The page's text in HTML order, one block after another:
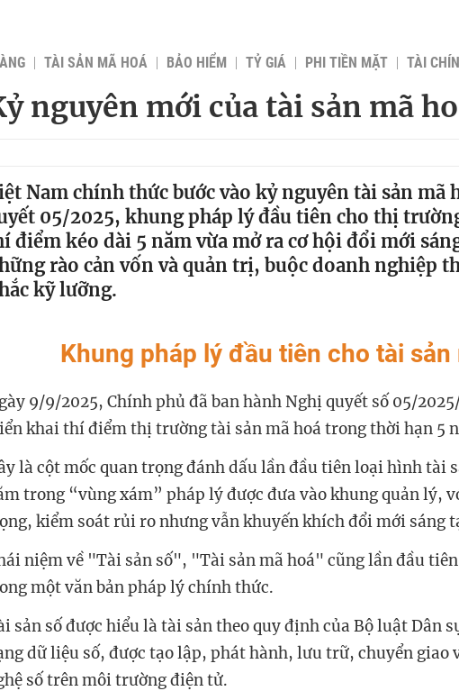
TÀI SẢN MÃ HOÁ BẢO HIỂM TỶ GIÁ PHI TIỀN MẶT TÀI
nguyên mới của tài sản mã
Nam chính thức bước vào kỷ nguyên tài sản mã
05/2025, khung pháp lý đầu tiên cho thị
điểm kéo dài 5 năm vừa mở ra cơ hội đổi mới
rào cản vốn và quản trị, buộc doanh nghiệp
kỹ lưỡng.
Khung pháp lý đầu tiên cho tài sản
9/9/2025, Chính phủ đã ban hành Nghị quyết số 05/
khai thí điểm thị trường tài sản mã hoá trong thời hạn 5
là cột mốc quan trọng đánh dấu lần đầu tiên loại hình tài
trong “vùng xám” pháp lý được đưa vào khung quản lý,
kiểm soát rủi ro nhưng vẫn khuyến khích đổi mới sáng
niệm về "Tài sản số", "Tài sản mã hoá" cũng lần đầu
một văn bản pháp lý chính thức.
sản số được hiểu là tài sản theo quy định của Bộ luật Dân
dữ liệu số, được tạo lập, phát hành, lưu trữ, chuyển giao
số trên môi trường điện tử.